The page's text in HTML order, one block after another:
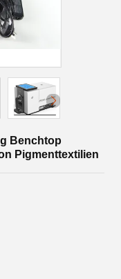
Benchtop
Pigmenttextilien